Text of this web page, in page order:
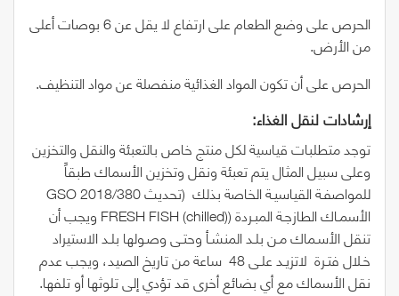
الحرص على وضع الطعام على ارتفاع لا يقل عن6بوصات أعلى
من الأرض.
الحرص على أن تكون المواد الغذائية منفصلة عن مواد التنظيف.
إرشادات‭ ‬لنقل‭ ‬الغذاء‭:‬
توجد متطلبات قياسية لكل منتج خاص بالتعبئة والنقل والتخزين
وعلى سبيل المثال يتم تعبئة ونقل وتخزين الأسماك طبقاً
للمواصفـة القياسيـة الخاصة بذلك (تحديث2018/380
GSO
الأسمـاك الطازجـة المبـردة(FRESH FISH (chilled)
ويجب أن
تنقل الأسـماك مـن بلـد المنشـأ وحتـى وصـولها بلـد الاستيراد
خـلال فتـرة لاتزيـد علـى48 ساعة من تاريخ الصيد، ويجب عدم
نقل الأسماك مع أي بضائع أخرى قد تؤدي إلى تلوثها أو تلفها.